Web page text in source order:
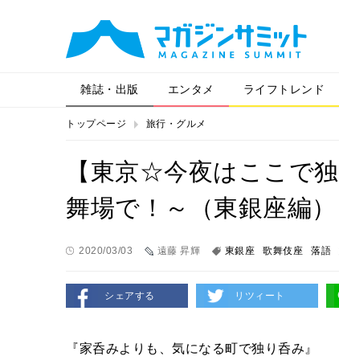
雑誌・出版 エンタメ ライフトレンド
トップページ 旅行・グルメ
【東京☆今夜はここで
舞場で！～（東銀座編）
2020/03/03 遠藤 昇輝 東銀座 歌舞伎座 落語
シェアする リツィート
『家呑みよりも、気になる町で独り呑み』